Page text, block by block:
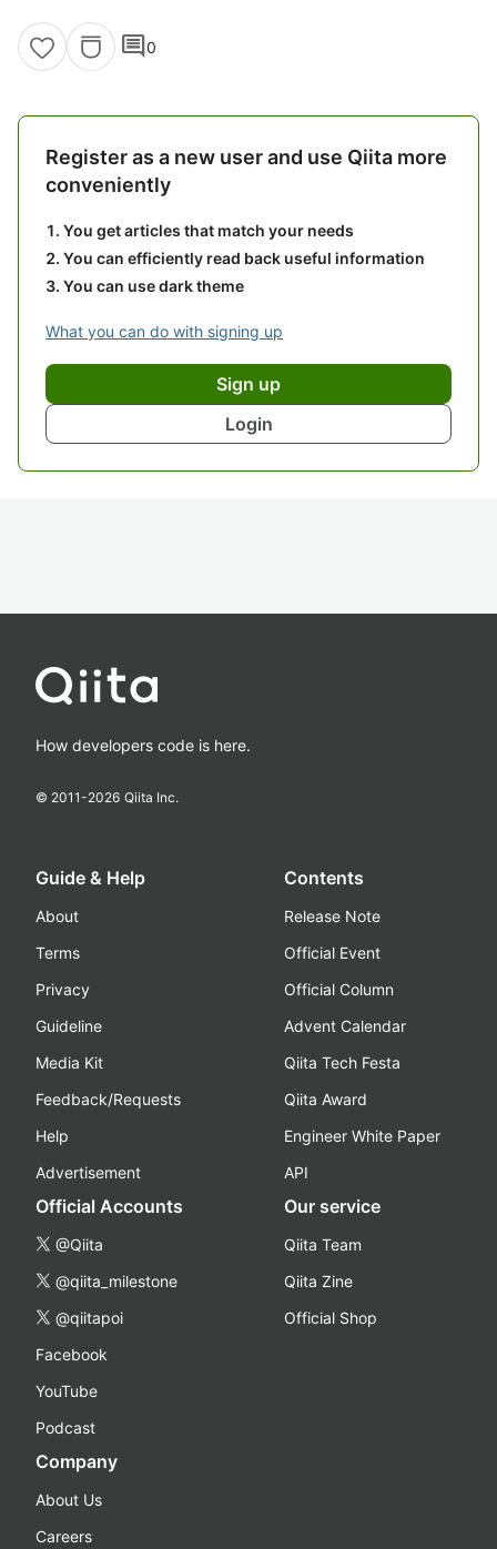
comment0
Register as a new user and use Qiita more
conveniently
You get articles that match your needs
You can efficiently read back useful information
You can use dark theme
What you can do with signing up
Sign up
Login
How developers code is here.
© 2011-2026 Qiita Inc.
Guide & Help
About
Terms
Privacy
Guideline
Media Kit
Feedback/Requests
Help
Advertisement
Contents
Release Note
Official Event
Official Column
Advent Calendar
Qiita Tech Festa
Qiita Award
Engineer White Paper
API
Official Accounts
@Qiita
@qiita_milestone
@qiitapoi
Facebook
YouTube
Podcast
Our service
Qiita Team
Qiita Zine
Official Shop
Company
About Us
Careers